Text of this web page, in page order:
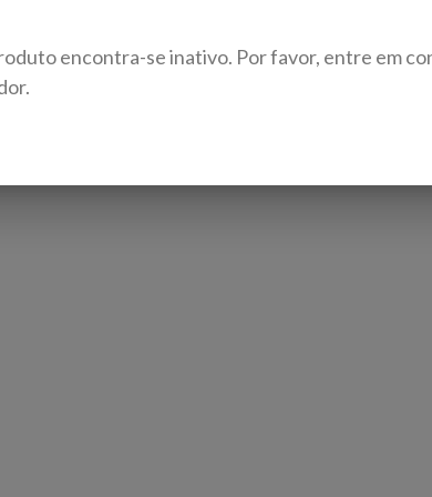
encontra-se inativo. Por favor, entre em